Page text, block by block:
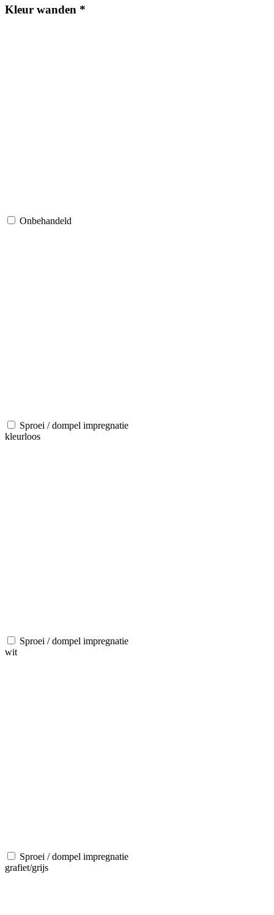
Kleur wanden *
Onbehandeld
Sproei / dompel impregnatie
kleurloos
Sproei / dompel impregnatie
wit
Sproei / dompel impregnatie
grafiet/grijs